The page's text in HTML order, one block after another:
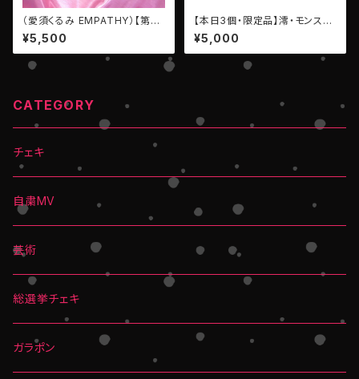
（愛須くるみ EMPATHY）【第26
弾プレミアムチェキ】
¥5,500
【本日3個・限定品】澪・モンスタ
ー▶︎ 推しメン♡キーホルダー・L
EIWAN
¥5,000
CATEGORY
チェキ
自粛MV
芸術
総選挙チェキ
ガラポン